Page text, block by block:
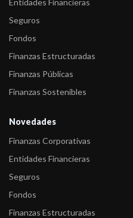
Entidades Financieras
Seguros
Fondos
Finanzas Estructuradas
Finanzas Públicas
Finanzas Sostenibles
Novedades
Finanzas Corporativas
Entidades Financieras
Seguros
Fondos
Finanzas Estructuradas